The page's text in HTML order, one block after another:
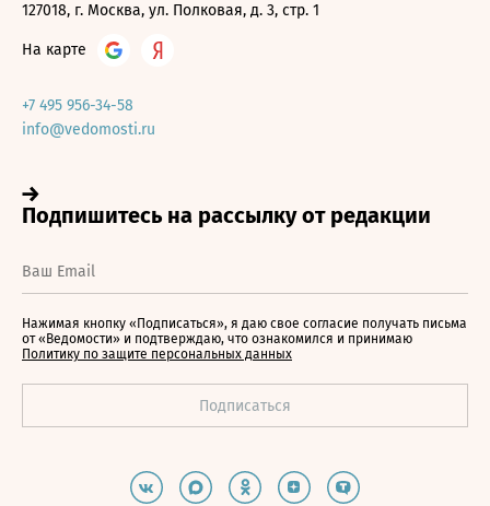
127018, г. Москва, ул. Полковая, д. 3, стр. 1
На карте
+7 495 956-34-58
info@vedomosti.ru
Нажимая кнопку «Подписаться», я даю свое согласие получать письма
от «Ведомости» и подтверждаю, что ознакомился и принимаю
Политику по защите персональных данных